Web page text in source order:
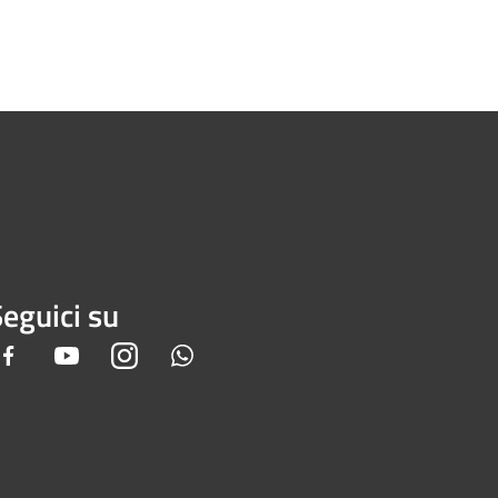
su
Facebook YoutubeInstagram